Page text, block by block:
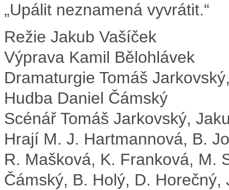
„Upálit neznamená vyvrátit.“
Režie Jakub Vašíček
Výprava Kamil Bělohlávek
Dramaturgie Tomáš
Hudba Daniel Čámský
Scénář Tomáš Jarkovský,
Hrají M. J. Hartmannová, B.
R. Mašková, K. Franková, M.
Čámský, B. Holý, D. Horečný,